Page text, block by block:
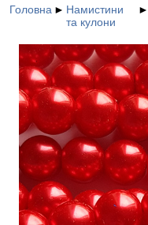
Головна ► Намистини
та кулони
►